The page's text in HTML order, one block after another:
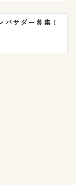
サダー募集！